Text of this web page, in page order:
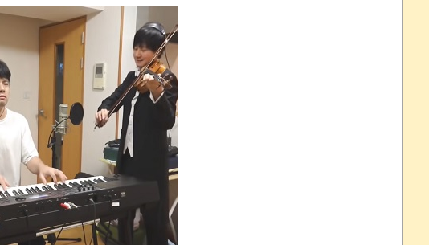
次ぐとか 【甲子園】有明、被災地・熊本に届ける劇的逆転勝
テンドーミュージアム、公式ページ以外で購入したチケット
するウクライナ。
ッケージが“一瞬怖い”と話題にwwww
ってタコを釣り上げた動画が葛飾北斎も大喜びの構図過ぎておも
映像が公開！欧州gamescom 2026にて
んだゲームプレイ動画で当時が懐かしい。